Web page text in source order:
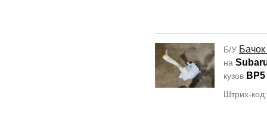
Б/У
на
кузов BP5
Штрих-